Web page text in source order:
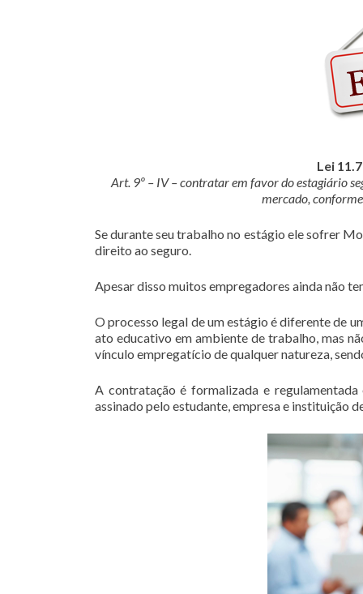
Lei
Art. 9º – IV – contratar em favor do estagiário
mercado,
Se durante seu trabalho no estágio ele sofrer
direito ao seguro.
Apesar disso muitos empregadores ainda não
O processo legal de um estágio é diferente de
ato educativo em ambiente de trabalho, mas
vínculo empregatício de qualquer natureza,
A contratação é formalizada e
assinado pelo estudante, empresa e instituição